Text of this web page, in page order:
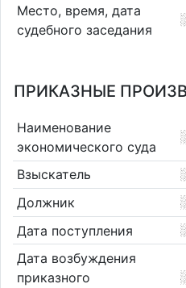
Место, время, дата
судебного заседания
ПРИКАЗНЫЕ
Наименование
экономического суда
Взыскатель
Должник
Дата поступления
Дата возбуждения
приказного